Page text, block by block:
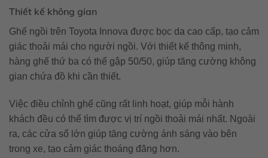
Thiết kế không gian
Ghế ngồi trên Toyota Innova được bọc da cao cấp, tạo cảm
giác thoải mái cho người ngồi. Với thiết kế thông minh,
hàng ghế thứ ba có thể gập 50/50, giúp tăng cường không
gian chứa đồ khi cần thiết.
Việc điều chỉnh ghế cũng rất linh hoạt, giúp mỗi hành
khách đều có thể tìm được vị trí ngồi thoải mái nhất. Ngoài
ra, các cửa sổ lớn giúp tăng cường ánh sáng vào bên
trong xe, tạo cảm giác thoáng đãng hơn.